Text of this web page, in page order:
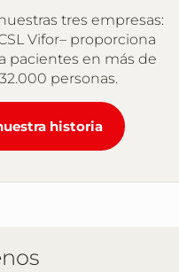
tres empresas:
Vifor– proporciona
pacientes en más de
personas.
historia